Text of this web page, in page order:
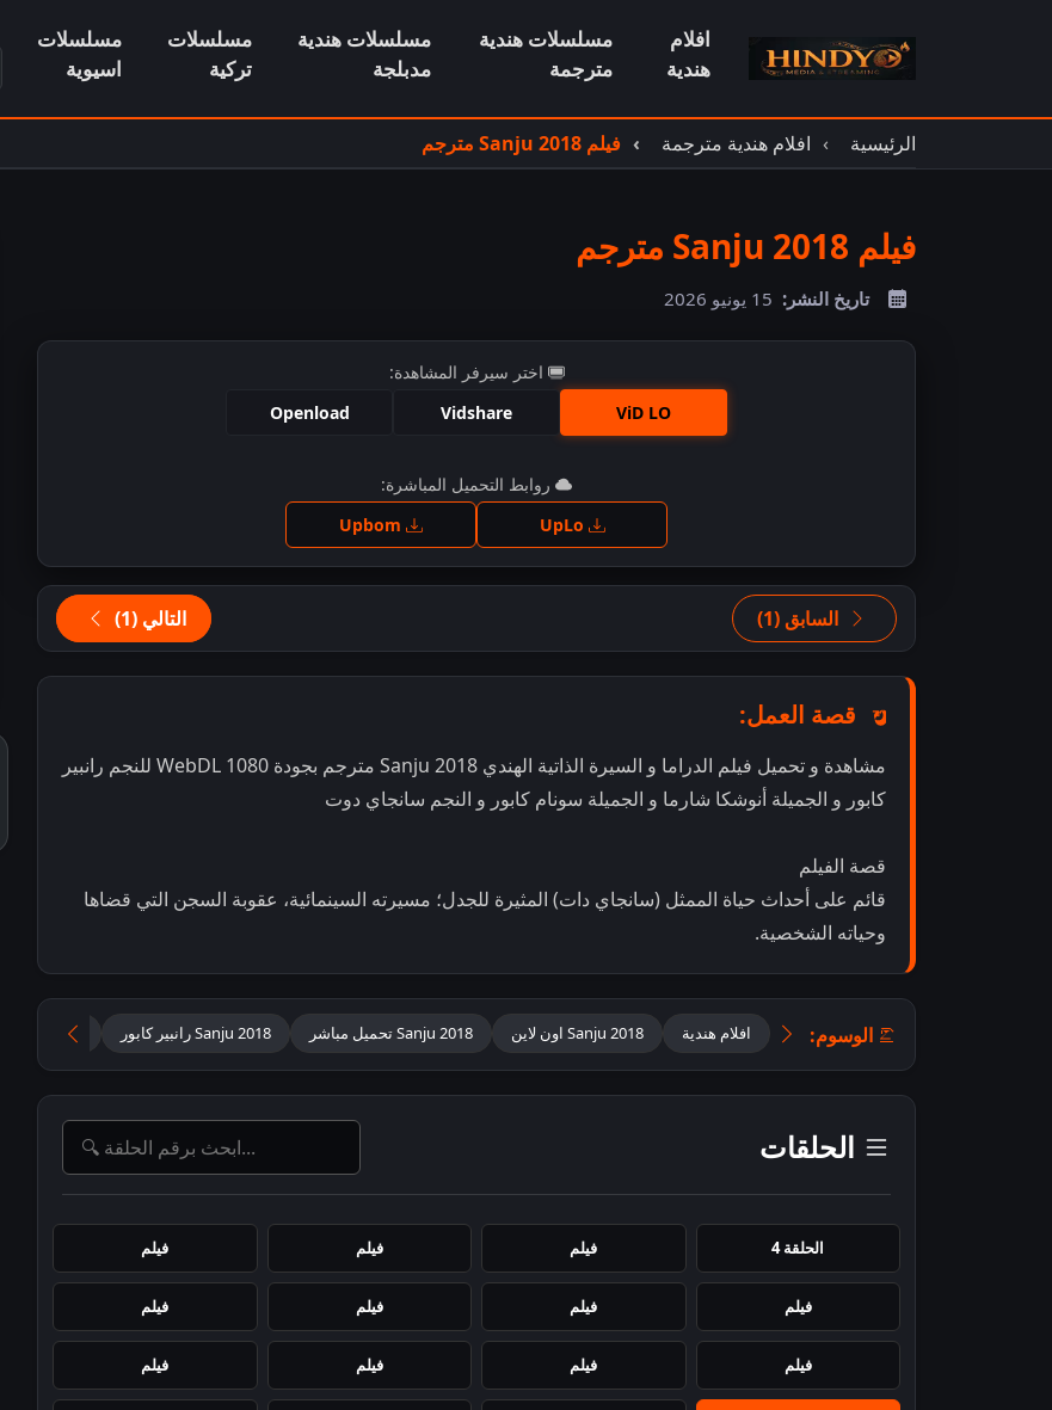
افلام
هندية
مسلسلات هندية
مترجمة
مسلسلات هندية
مدبلجة
مسلسلات
تركية
مسلسلات
اسيوية
الرئيسية افلام هندية مترجمة فيلم Sanju 2018 مترجم
فيلم Sanju 2018 مترجم
تاريخ النشر: 15 يونيو 2026
اختر سيرفر المشاهدة:
ViD LO
Vidshare
Openload
اضغط للمشاهدة
روابط التحميل المباشرة:
السابق (1) التالي (1)
قصة العمل:
مشاهدة و تحميل فيلم الدراما و السيرة الذاتية الهندي Sanju 2018 مترجم بجودة 1080 WebDL للنجم رانبير
كابور و الجميلة أنوشكا شارما و الجميلة سونام كابور و النجم سانجاي دوت
قصة الفيلم
قائم على أحداث حياة الممثل (سانجاي دات) المثيرة للجدل؛ مسيرته السينمائية، عقوبة السجن التي قضاها
وحياته الشخصية.
الوسوم: افلام هندية Sanju 2018 اون لاين Sanju 2018 تحميل مباشر Sanju 2018 رانبير كابور Sanju HD
الحلقات
الحلقة 4 فيلم فيلم فيلم
فيلم فيلم فيلم فيلم
فيلم فيلم فيلم فيلم